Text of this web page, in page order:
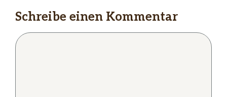
Schreibe einen Kommentar
Kommentar